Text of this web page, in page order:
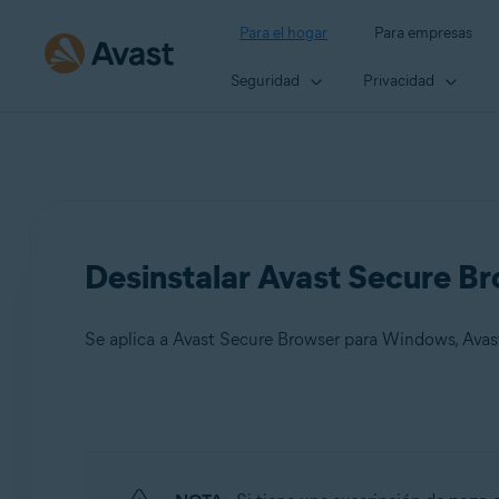
Para el hogar Para empresas
Seguridad Privacidad
Desinstalar Avast Secure
Avast Secure Browser 121.x para Mac